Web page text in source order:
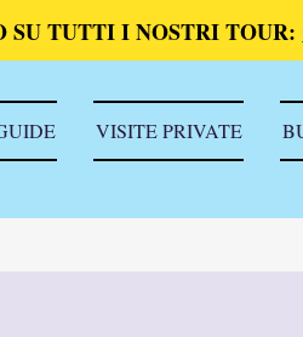
SU TUTTI I NOSTRI TOUR:
VISITE PRIVATE